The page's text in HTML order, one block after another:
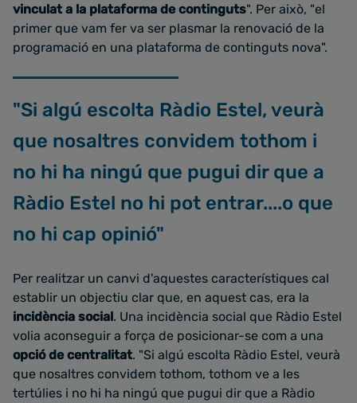
vinculat a la plataforma de continguts". Per això, "el
primer que vam fer va ser plasmar la renovació de la
programació en una plataforma de continguts nova".
"Si algú escolta Ràdio Estel, veurà
que nosaltres convidem tothom i
no hi ha ningú que pugui dir que a
Ràdio Estel no hi pot entrar....o que
no hi cap opinió"
Per realitzar un canvi d'aquestes característiques cal
establir un objectiu clar que, en aquest cas, era la
incidència social. Una incidència social que Ràdio Estel
volia aconseguir a força de posicionar-se com a una
opció de centralitat. "Si algú escolta Ràdio Estel, veurà
que nosaltres convidem tothom, tothom ve a les
tertúlies i no hi ha ningú que pugui dir que a Ràdio